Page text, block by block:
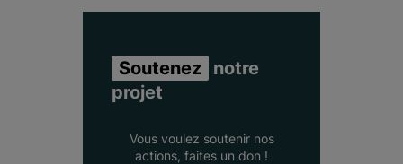
Soutenez notre
projet
Vous voulez soutenir nos
actions, faites un don !